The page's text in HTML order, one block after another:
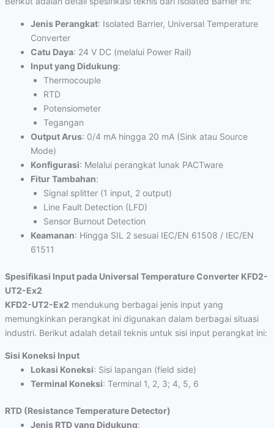
Jenis Perangkat: Isolated Barrier, Universal Temperature
Converter
Catu Daya: 24 V DC (melalui Power Rail)
Input yang Didukung:
Thermocouple
RTD
Potensiometer
Tegangan
Output Arus: 0/4 mA hingga 20 mA (Sink atau Source
Mode)
Konfigurasi: Melalui perangkat lunak PACTware
Fitur Tambahan:
Signal splitter (1 input, 2 output)
Line Fault Detection (LFD)
Sensor Burnout Detection
Keamanan: Hingga SIL 2 sesuai IEC/EN 61508 / IEC/EN
61511
Spesifikasi Input pada Universal Temperature Converter KFD2-
UT2-Ex2
KFD2-UT2-Ex2 mendukung berbagai jenis input yang
memungkinkan perangkat ini digunakan dalam berbagai situasi
industri. Berikut adalah detail teknis untuk sisi input perangkat ini:
Sisi Koneksi Input
Lokasi Koneksi: Sisi lapangan (field side)
Terminal Koneksi: Terminal 1, 2, 3; 4, 5, 6
RTD (Resistance Temperature Detector)
Jenis RTD yang Didukung: